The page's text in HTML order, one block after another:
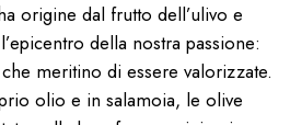
origine dal frutto dell’ulivo e
della nostra passione:
meritino di essere valorizzate.
olio e in salamoia, le olive